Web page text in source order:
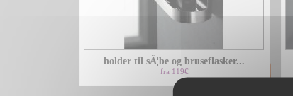
holder til sÃ¦be og bruseflasker...
fra 119€